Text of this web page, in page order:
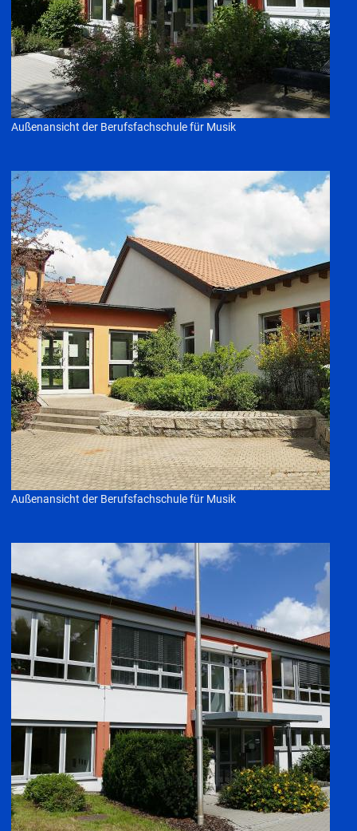
Außenansicht der Berufsfachschule für Musik
Außenansicht der Berufsfachschule für Musik